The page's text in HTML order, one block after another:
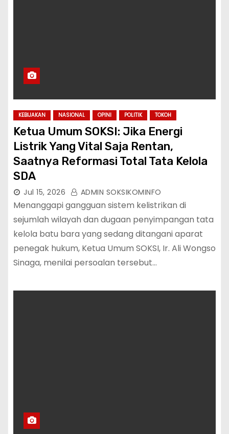
KEBIJAKAN NASIONAL OPINI POLITIK TOKOH
Ketua Umum SOKSI: Jika Energi
Listrik Yang Vital Saja Rentan,
Saatnya Reformasi Total Tata Kelola
SDA
Jul 15, 2026 ADMIN SOKSIKOMINFO
Menanggapi gangguan sistem kelistrikan di
sejumlah wilayah dan dugaan penyimpangan tata
kelola batu bara yang sedang ditangani aparat
penegak hukum, Ketua Umum SOKSI, Ir. Ali Wongso
Sinaga, menilai persoalan tersebut…